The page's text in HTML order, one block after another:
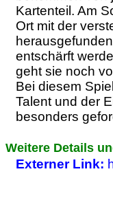
Kartenteil. Am
Ort mit der
entschärft
geht sie noch
Bei diesem
Talent und der
besonders
Weitere Details
Externer Link: